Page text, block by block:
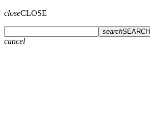
closeCLOSE
searchSEARCH
cancel